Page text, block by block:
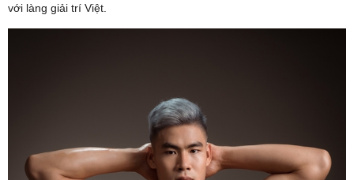
với làng giải trí Việt.